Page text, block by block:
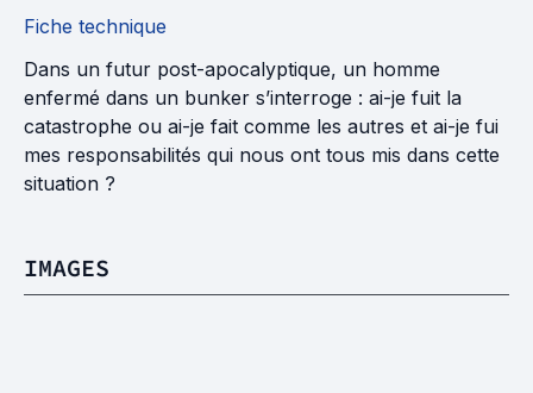
Fiche technique
Dans un futur post-apocalyptique, un homme
enfermé dans un bunker s’interroge : ai-je fuit la
catastrophe ou ai-je fait comme les autres et ai-je fui
mes responsabilités qui nous ont tous mis dans cette
situation ?
IMAGES